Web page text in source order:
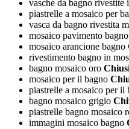
vasche da bagno rivestite
piastrelle a mosaico per
vasca da bagno rivestita
mosaico pavimento bagno
mosaico arancione bagno
rivestimento bagno in
bagno mosaico oro
mosaico per il bagno
piastrelle a mosaico per il
bagno mosaico grigio
piastrelle bagno mosaico
immagini mosaico bagno